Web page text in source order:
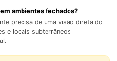
ambientes fechados?
precisa de uma visão direta do
e locais subterrâneos